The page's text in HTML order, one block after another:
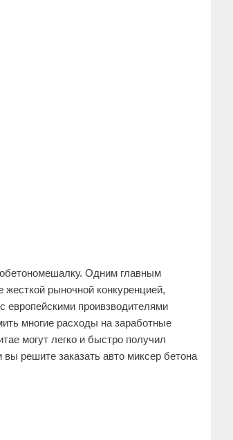
Одним главным
рыночной конкуренцией,
европейскими проивзводителями
многие расходы на заработные
могут легко и быстро получил
решите заказать авто миксер бетона